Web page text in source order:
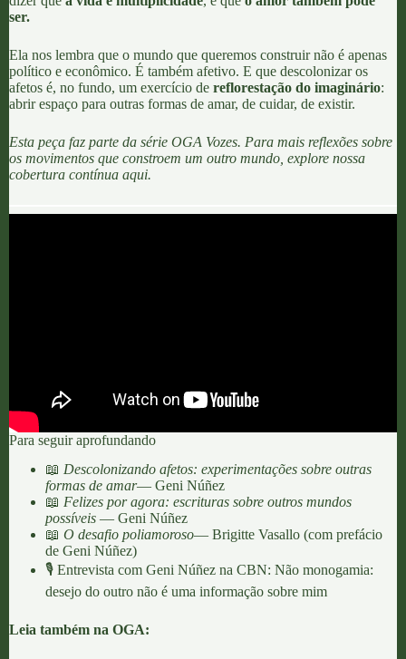
ser.
Ela nos lembra que o mundo que queremos construir não é apenas
político e econômico. É também afetivo. E que descolonizar os
afetos é, no fundo, um exercício de reflorestação do imaginário:
abrir espaço para outras formas de amar, de cuidar, de existir.
Esta peça faz parte da série OGA Vozes. Para mais reflexões sobre
os movimentos que constroem um outro mundo, explore nossa
cobertura contínua aqui.
Para seguir aprofundando
📖 Descolonizando afetos: experimentações sobre outras
formas de amar— Geni Núñez
📖 Felizes por agora: escrituras sobre outros mundos
possíveis — Geni Núñez
📖 O desafio poliamoroso— Brigitte Vasallo (com prefácio
de Geni Núñez)
🎙️ Entrevista com Geni Núñez na CBN: Não monogamia:
desejo do outro não é uma informação sobre mim
Leia também na OGA: